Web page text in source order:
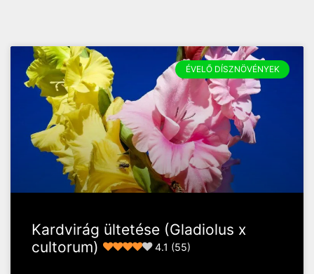
ÉVELŐ DÍSZNÖVÉNYEK
Kardvirág ültetése (Gladiolus x
cultorum)
4.1 (55)